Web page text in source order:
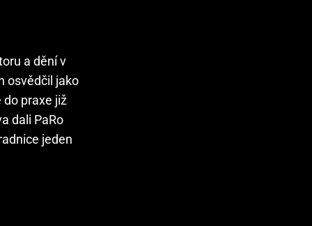
a dění v
osvědčil jako
praxe již
dali PaRo
jeden